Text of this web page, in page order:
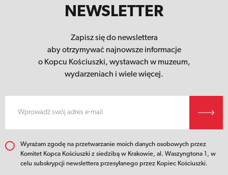
NEWSLETTER
Zapisz się do newslettera
aby otrzymywać najnowsze informacje
o Kopcu Kościuszki, wystawach w muzeum,
wydarzeniach i wiele więcej.
Wyrażam zgodę na przetwarzanie moich danych osobowych przez
Komitet Kopca Kościuszki z siedzibą w Krakowie, al. Waszyngtona 1, w
celu subskrypcji newslettera przesyłanego przez Kopiec Kościuszki.